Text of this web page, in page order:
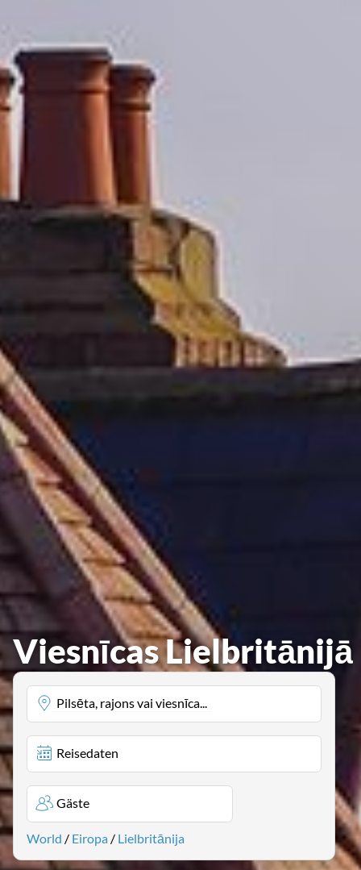
Viesnīcas Lielbritānijā
Pilsēta, rajons vai viesnīca...
Reisedaten
Gäste
World / Eiropa / Lielbritānija